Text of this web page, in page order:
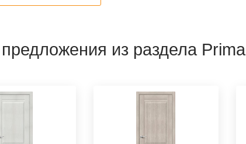
из раздела Prima